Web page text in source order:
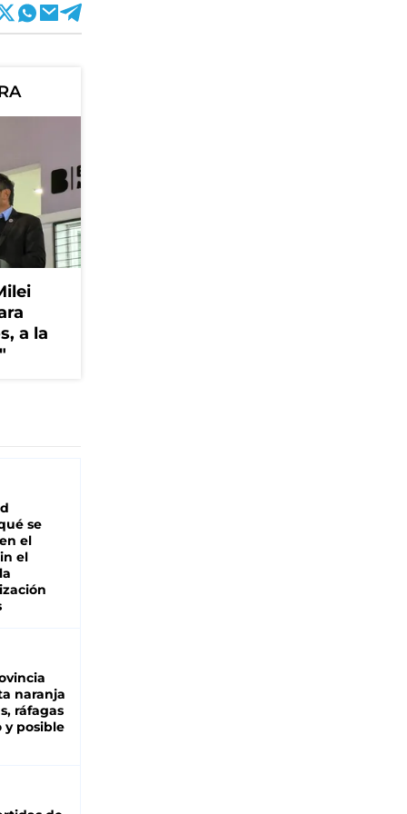
a la
se
el
el
naranja
ráfagas
y posible